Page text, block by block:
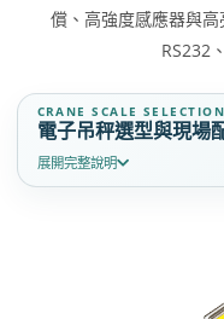
償、高強度感應器與高
RS232
CRANE SCALE SELECTION
電子吊秤選型與現場
展開完整說明